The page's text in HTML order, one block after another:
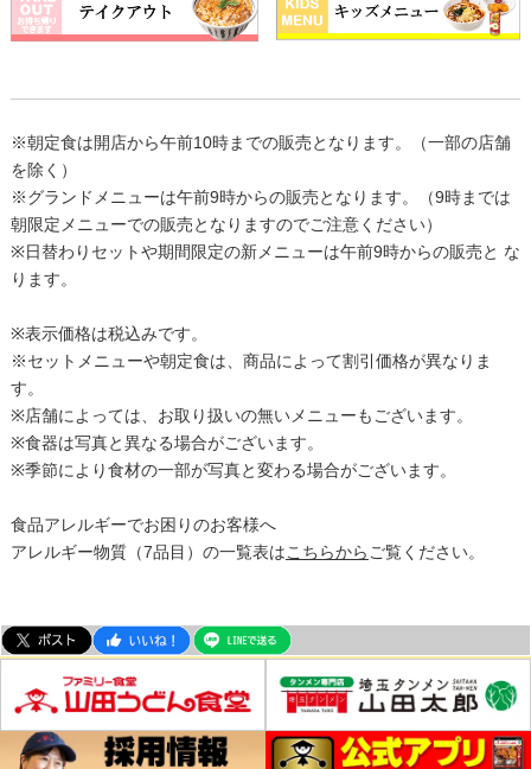
※朝定食は開店から午前10時までの販売となります。（一部の店舗
を除く）
※グランドメニューは午前9時からの販売となります。（9時までは
朝限定メニューでの販売となりますのでご注意ください）
※日替わりセットや期間限定の新メニューは午前9時からの販売と な
ります。
※表示価格は税込みです。
※セットメニューや朝定食は、商品によって割引価格が異なりま
す。
※店舗によっては、お取り扱いの無いメニューもございます。
※食器は写真と異なる場合がございます。
※季節により食材の一部が写真と変わる場合がございます。
食品アレルギーでお困りのお客様へ
アレルギー物質（7品目）の一覧表はこちらからご覧ください。